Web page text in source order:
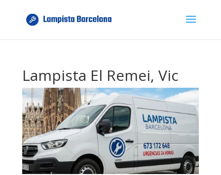
Lampista El Remei, Vic